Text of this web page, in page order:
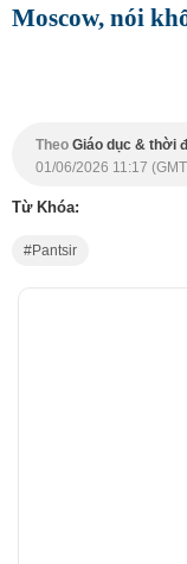
Moscow, nói
Theo Giáo dục & thời
01/06/2026 11:17
Từ Khóa:
Pantsir